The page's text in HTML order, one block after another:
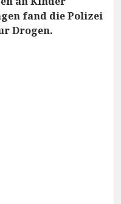
fand die Polizei
Drogen.